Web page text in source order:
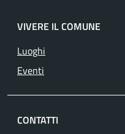
VIVERE IL COMUNE
Luoghi
Eventi
CONTATTI